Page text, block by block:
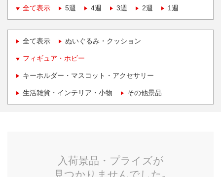
全て表示
5週 4週 3週 2週 1週
全て表示 ぬいぐるみ・クッション
フィギュア・ホビー
キーホルダー・マスコット・アクセサリー
生活雑貨・インテリア・小物 その他景品